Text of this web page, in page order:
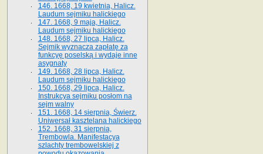
146. 1668, 19 kwietnia, Halicz.
Laudum sejmiku halickiego
147. 1668, 9 maja, Halicz.
Laudum sejmiku halickiego
148. 1668, 27 lipca, Halicz.
Sejmik wyznacza zapłatę za
funkcyę poselską i wydaje inne
asygnaty
149. 1668, 28 lipca, Halicz.
Laudum sejmiku halickiego
150. 1668, 29 lipca, Halicz.
Instrukcya sejmiku posłom na
sejm walny
151. 1668, 14 sierpnia, Świerz.
Uniwersał kasztelana halickiego
152. 1668, 31 sierpnia,
Trembowla. Manifestacya
szlachty trembowelskiej z